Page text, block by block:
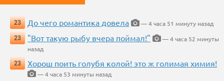
23 До чего романтика довела
— 4 часа 51 минуту назад
23
"Вот такую рыбу вчера поймал!"
— 4 часа 52 минуты
назад
23
Хорош поить голубя колой! это ж голимая химия!
— 4 часа 53 минуты назад